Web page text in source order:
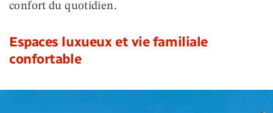
confort du quotidien.
Espaces luxueux et vie familiale
confortable